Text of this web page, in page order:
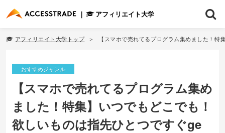
アフィリエイト大学
アフィリエイト大学トップ 【スマホで売れてるプログラム集めました！
おすすめジャンル
【スマホで売れてるプログラム集め
ました！特集】いつでもどこでも！
欲しいものは指先ひとつですぐge